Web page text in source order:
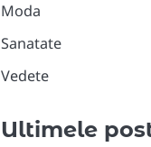
Moda
Sanatate
Vedete
Ultimele